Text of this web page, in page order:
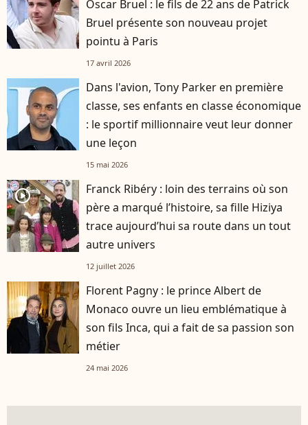
Oscar Bruel : le fils de 22 ans de Patrick
Bruel présente son nouveau projet
pointu à Paris
17 avril 2026
Dans l'avion, Tony Parker en première
classe, ses enfants en classe économique
: le sportif millionnaire veut leur donner
une leçon
15 mai 2026
player2
Franck Ribéry : loin des terrains où son
père a marqué l’histoire, sa fille Hiziya
trace aujourd’hui sa route dans un tout
autre univers
12 juillet 2026
Florent Pagny : le prince Albert de
Monaco ouvre un lieu emblématique à
son fils Inca, qui a fait de sa passion son
métier
24 mai 2026